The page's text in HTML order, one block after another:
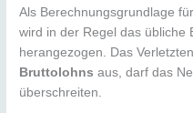
Als Berechnungsgrundlage
wird in der Regel das übliche
herangezogen. Das
Bruttolohns aus, darf das
überschreiten.